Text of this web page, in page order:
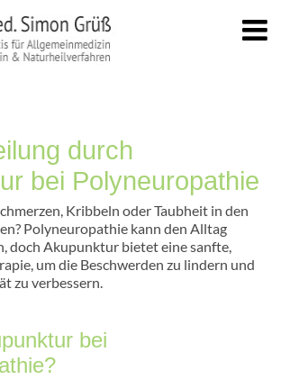
durch
bei Polyneuropathie
Kribbeln oder Taubheit in den
Polyneuropathie kann den Alltag
doch Akupunktur bietet eine sanfte,
um die Beschwerden zu lindern und
zu verbessern.
bei